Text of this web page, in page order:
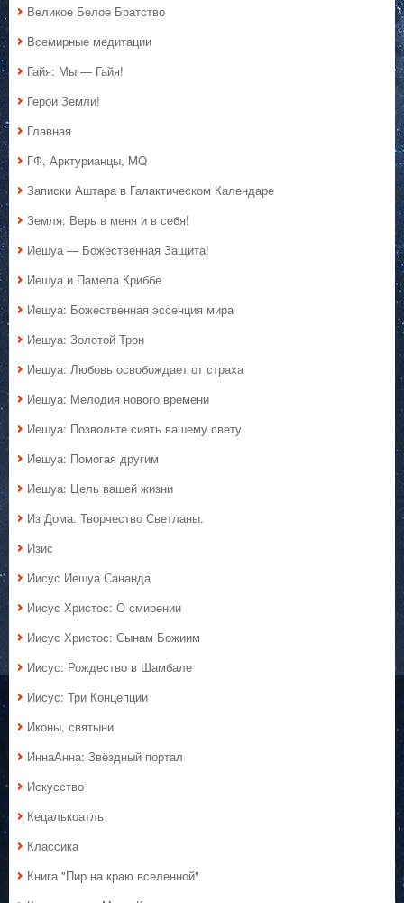
Великое Белое Братство
Всемирные медитации
Гайя: Мы — Гайя!
Герои Земли!
Главная
ГФ, Арктурианцы, MQ
Записки Аштара в Галактическом Календаре
Земля: Верь в меня и в себя!
Иешуа — Божественная Защита!
Иешуа и Памела Криббе
Иешуа: Божественная эссенция мира
Иешуа: Золотой Трон
Иешуа: Любовь освобождает от страха
Иешуа: Мелодия нового времени
Иешуа: Позвольте сиять вашему свету
Иешуа: Помогая другим
Иешуа: Цель вашей жизни
Из Дома. Творчество Светланы.
Изис
Иисус Иешуа Сананда
Иисус Христос: О смирении
Иисус Христос: Сынам Божиим
Иисус: Рождество в Шамбале
Иисус: Три Концепции
Иконы, святыни
ИннаАнна: Звёздный портал
Искусство
Кецалькоатль
Классика
Книга "Пир на краю вселенной"